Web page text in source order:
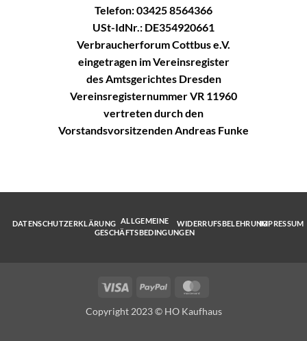
Telefon: 03425 8564366
USt-IdNr.: DE354920661
Verbraucherforum Cottbus e.V.
eingetragen im Vereinsregister
des Amtsgerichtes Dresden
Vereinsregisternummer VR 11960
vertreten durch den
Vorstandsvorsitzenden Andreas Funke
DATENSCHUTZERKLÄRUNG
ALLGEMEINE
GESCHÄFTSBEDINGUNGEN
WIDERRUFSBELEHRUNGIMPRESSUM
Visa PayPal
Copyright 2023 © HO Kaufhaus